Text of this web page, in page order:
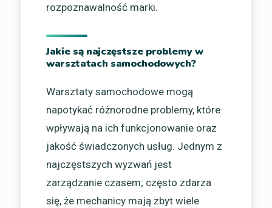
rozpoznawalność marki.
Jakie są najczęstsze problemy w
warsztatach samochodowych?
Warsztaty samochodowe mogą
napotykać różnorodne problemy, które
wpływają na ich funkcjonowanie oraz
jakość świadczonych usług. Jednym z
najczęstszych wyzwań jest
zarządzanie czasem; często zdarza
się, że mechanicy mają zbyt wiele